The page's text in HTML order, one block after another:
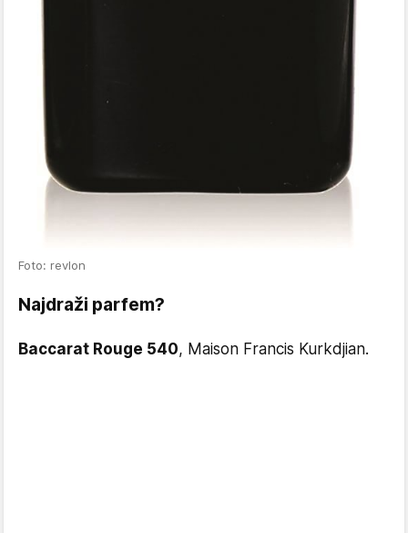
Foto: revlon
Najdraži parfem?
Baccarat Rouge 540, Maison Francis Kurkdjian.